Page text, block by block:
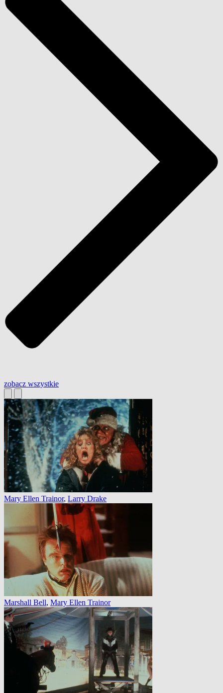
zobacz wszystkie
Mary Ellen Trainor, Larry Drake
Marshall Bell, Mary Ellen Trainor